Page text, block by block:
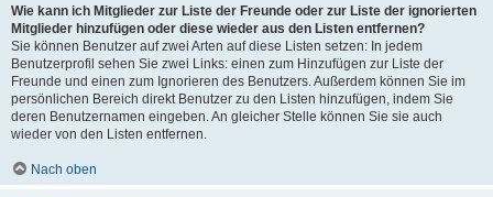
Wie kann ich Mitglieder zur Liste der Freunde oder zur Liste der ignorierten
Mitglieder hinzufügen oder diese wieder aus den Listen entfernen?
Sie können Benutzer auf zwei Arten auf diese Listen setzen: In jedem
Benutzerprofil sehen Sie zwei Links: einen zum Hinzufügen zur Liste der
Freunde und einen zum Ignorieren des Benutzers. Außerdem können Sie im
persönlichen Bereich direkt Benutzer zu den Listen hinzufügen, indem Sie
deren Benutzernamen eingeben. An gleicher Stelle können Sie sie auch
wieder von den Listen entfernen.
Nach oben